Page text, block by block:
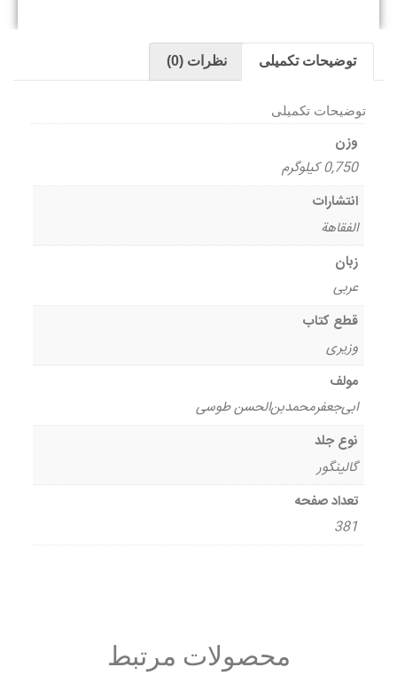
توضیحات تکمیلی نظرات (0)
توضیحات تکمیلی
وزن
0,750 کیلوگرم
انتشارات
الفقاهة
زبان
عربی
قطع کتاب
وزیری
مولف
ابی‌جعفرمحمدبن‌الحسن طوسی
نوع جلد
گالینگور
تعداد صفحه
381
محصولات مرتبط